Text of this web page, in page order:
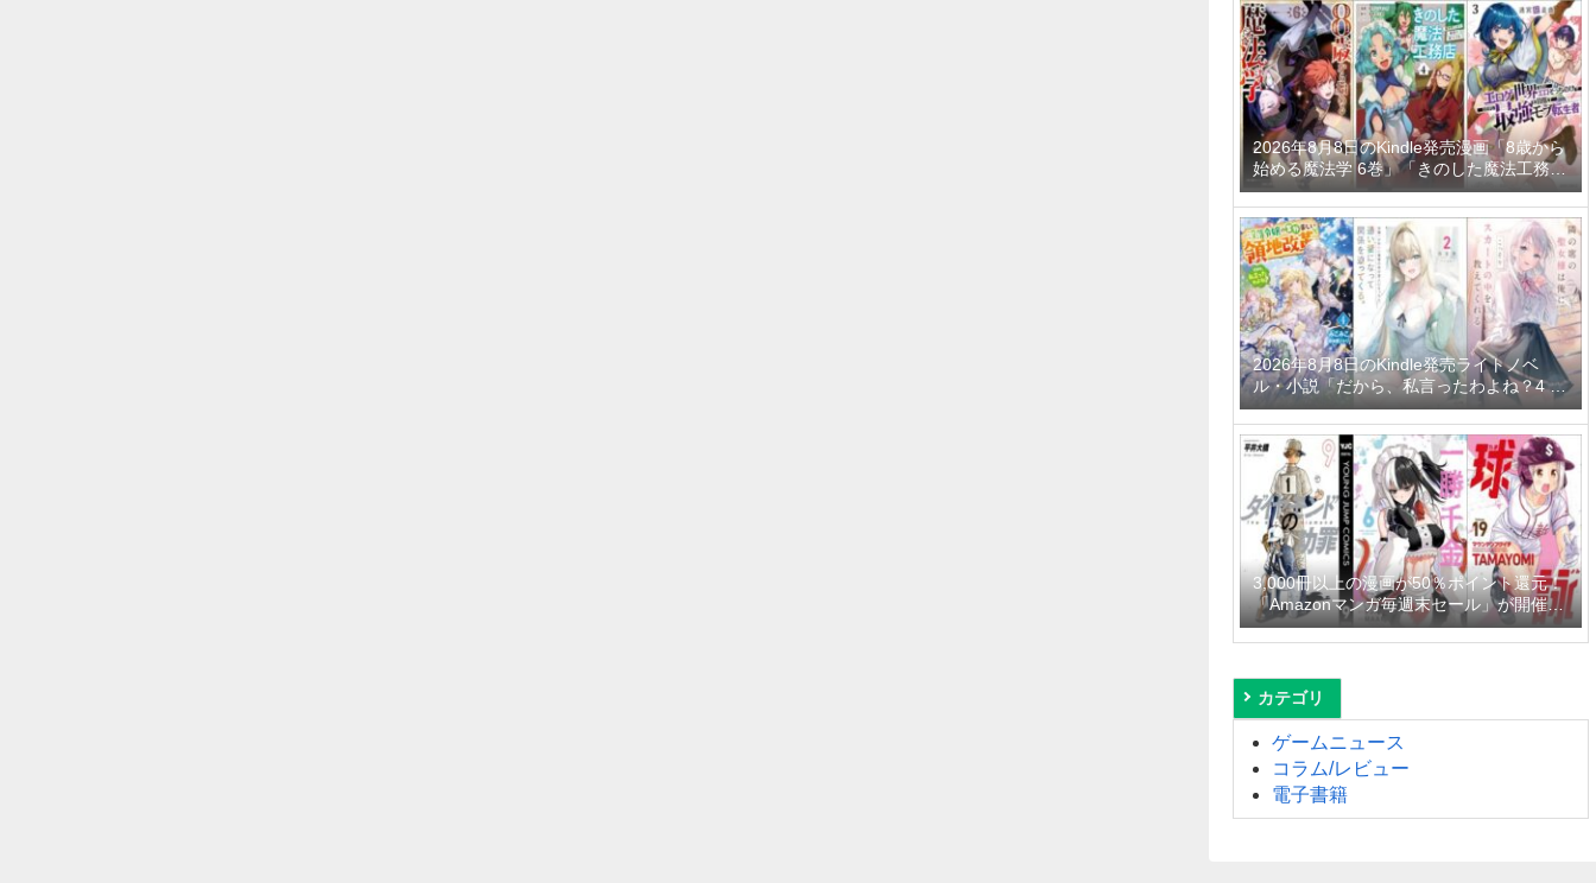
ーチからはじまる異世界狂想曲 36巻」な
ど
2026年8月8日のKindle発売漫画「8歳から
始める魔法学 6巻」「きのした魔法工務店
異世界工法で最強の家づくりを 4巻」「迷
宮狂走曲 3 ～エロゲ世界なのにエロそっ
ちのけでひたすら最強を目指すモブ転生者
～」など
2026年8月8日のKindle発売ライトノベ
ル・小説「だから、私言ったわよね？4 ～
没落令嬢の案外楽しい領地改革～」「学園
一かわいい後輩の命の恩人になったら、通
い妻になって関係を迫ってくる。 2巻」
「隣の席の聖女様は俺にこっそりスカート
の中を教えてくれる」など
3,000冊以上の漫画が50％ポイント還元！
「Amazonマンガ毎週末セール」が開催
中、終了予定日は8月9日！
カテゴリ
ゲームニュース
コラム/レビュー
電子書籍